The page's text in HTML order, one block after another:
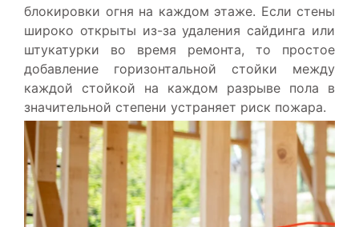
блокировки огня на каждом этаже. Если стены
широко открыты из-за удаления сайдинга или
штукатурки во время ремонта, то простое
добавление горизонтальной стойки между
каждой стойкой на каждом разрыве пола в
значительной степени устраняет риск пожара.